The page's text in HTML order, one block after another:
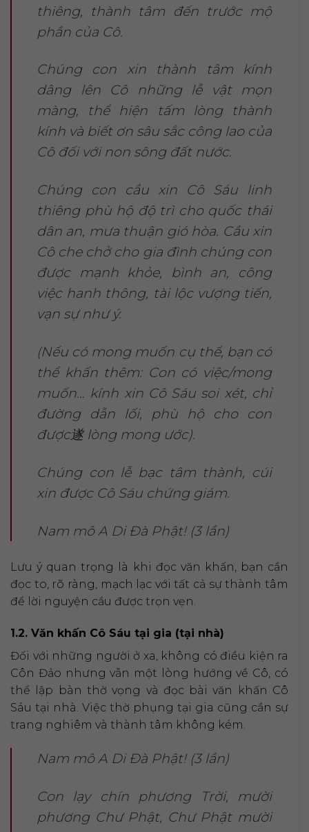
thiêng, thành tâm đến trước mộ
phần của Cô.
Chúng con xin thành tâm kính
dâng lên Cô những lễ vật mọn
màng, thể hiện tấm lòng thành
kính và biết ơn sâu sắc công lao của
Cô đối với non sông đất nước.
Chúng con cầu xin Cô Sáu linh
thiêng phù hộ độ trì cho quốc thái
dân an, mưa thuận gió hòa. Cầu xin
Cô che chở cho gia đình chúng con
được mạnh khỏe, bình an, công
việc hanh thông, tài lộc vượng tiến,
vạn sự như ý.
(Nếu có mong muốn cụ thể, bạn có
thể khấn thêm: Con có việc/mong
muốn… kính xin Cô Sáu soi xét, chỉ
đường dẫn lối, phù hộ cho con
được遂 lòng mong ước).
Chúng con lễ bạc tâm thành, cúi
xin được Cô Sáu chứng giám.
Nam mô A Di Đà Phật! (3 lần)
Lưu ý quan trọng là khi đọc văn khấn, bạn cần
đọc to, rõ ràng, mạch lạc với tất cả sự thành tâm
để lời nguyện cầu được trọn vẹn.
1.2. Văn khấn Cô Sáu tại gia (tại nhà)
Đối với những người ở xa, không có điều kiện ra
Côn Đảo nhưng vẫn một lòng hướng về Cô, có
thể lập bàn thờ vọng và đọc bài văn khấn Cô
Sáu tại nhà. Việc thờ phụng tại gia cũng cần sự
trang nghiêm và thành tâm không kém.
Nam mô A Di Đà Phật! (3 lần)
Con lạy chín phương Trời, mười
phương Chư Phật, Chư Phật mười